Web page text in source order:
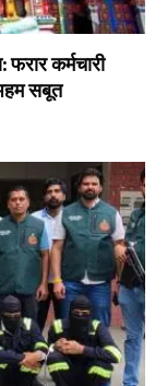
कर्मचारी
सबूत